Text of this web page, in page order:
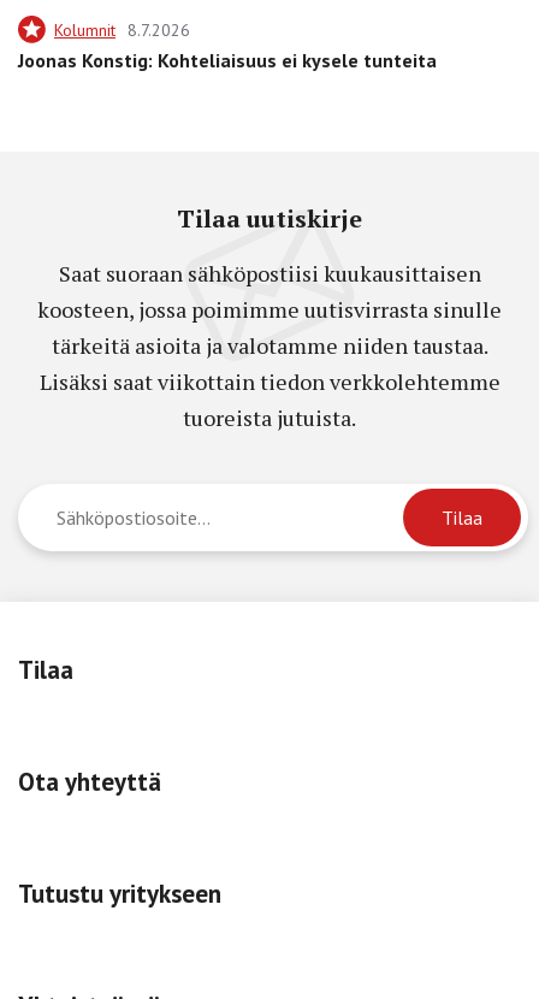
Kolumnit 8.7.2026
Joonas Konstig: Kohteliaisuus ei kysele tunteita
Tilaa uutiskirje
Saat suoraan sähköpostiisi kuukausittaisen
koosteen, jossa poimimme uutisvirrasta sinulle
tärkeitä asioita ja valotamme niiden taustaa.
Lisäksi saat viikottain tiedon verkkolehtemme
tuoreista jutuista.
Tilaa
Ota yhteyttä
Tutustu yritykseen